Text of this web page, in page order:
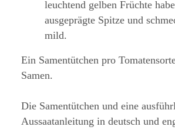
leuchtend gelben Früchte
ausgeprägte Spitze und
mild.
Ein Samentütchen pro
Samen.
Die Samentütchen und eine
Aussaatanleitung in deutsch und